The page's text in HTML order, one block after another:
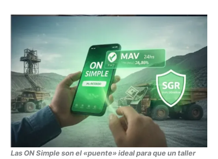
Las ON Simple son el «puente» ideal para que un taller